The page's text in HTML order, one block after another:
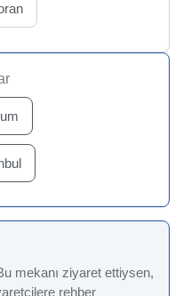
mekanı ziyaret ettiysen,
rehber